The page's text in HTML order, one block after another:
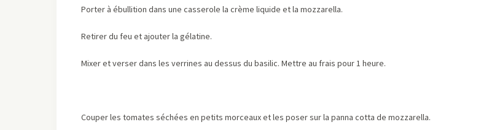
Porter à ébullition dans une casserole la crème liquide et la mozzarella.
Retirer du feu et ajouter la gélatine.
Mixer et verser dans les verrines au dessus du basilic. Mettre au frais pour 1 heure.
Couper les tomates séchées en petits morceaux et les poser sur la panna cotta de mozzarella.